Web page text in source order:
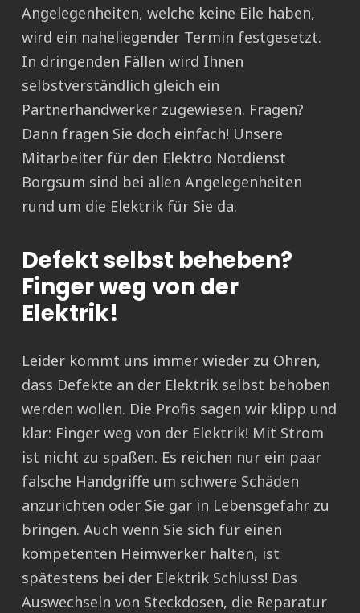
Angelegenheiten, welche keine Eile haben,
wird ein naheliegender Termin festgesetzt.
In dringenden Fällen wird Ihnen
selbstverständlich gleich ein
Partnerhandwerker zugewiesen. Fragen?
Dann fragen Sie doch einfach! Unsere
Mitarbeiter für den Elektro Notdienst
Borgsum sind bei allen Angelegenheiten
rund um die Elektrik für Sie da.
Defekt selbst beheben?
Finger weg von der
Elektrik!
Leider kommt uns immer wieder zu Ohren,
dass Defekte an der Elektrik selbst behoben
werden wollen. Die Profis sagen wir klipp und
klar: Finger weg von der Elektrik! Mit Strom
ist nicht zu spaßen. Es reichen nur ein paar
falsche Handgriffe um schwere Schäden
anzurichten oder Sie gar in Lebensgefahr zu
bringen. Auch wenn Sie sich für einen
kompetenten Heimwerker halten, ist
spätestens bei der Elektrik Schluss! Das
Auswechseln von Steckdosen, die Reparatur